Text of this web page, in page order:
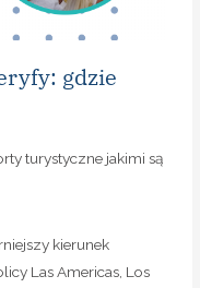
gdzie
turystyczne jakimi są
kierunek
Las Americas, Los